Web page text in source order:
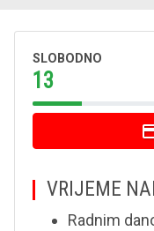
SLOBODNO
13
VRIJEME
Radnim